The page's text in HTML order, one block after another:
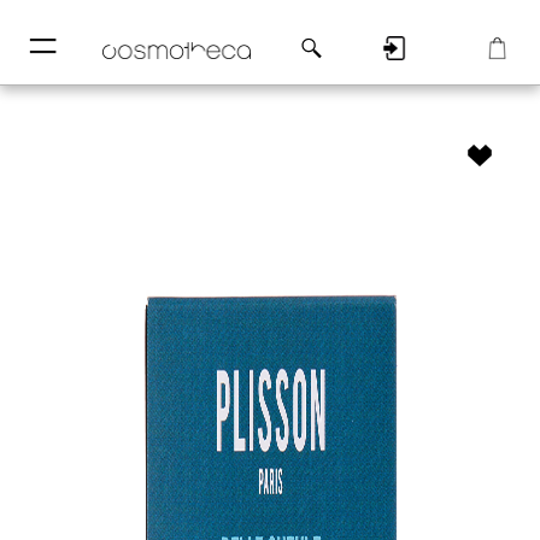
─
─ РегистрацияКорзина